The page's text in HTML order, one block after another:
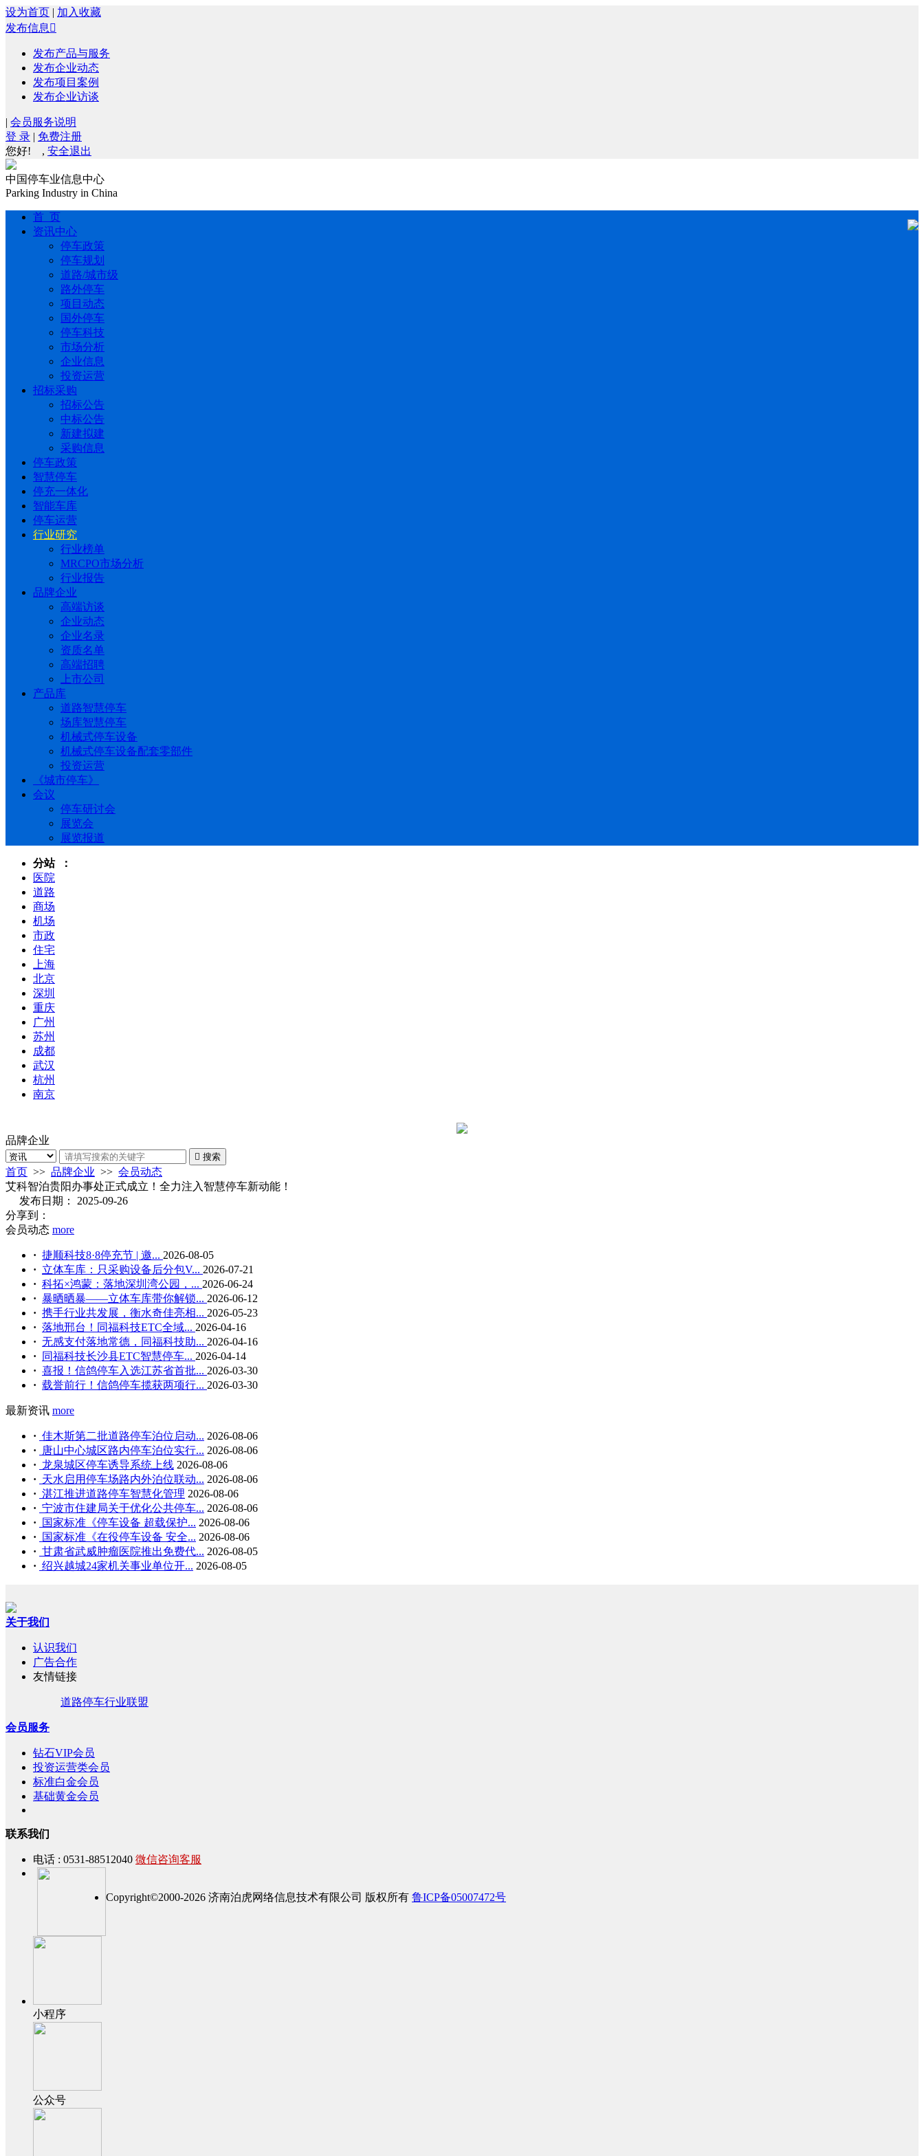
设为首页 | 加入收藏
发布信息 
发布产品与服务
发布企业动态
发布项目案例
发布企业访谈
| 会员服务说明
登 录 | 免费注册
您好!
, 安全退出
中国停车业信息中心
Parking Industry in China
首 页
资讯中心
停车政策
停车规划
道路/城市级
路外停车
项目动态
国外停车
停车科技
市场分析
企业信息
投资运营
招标采购
招标公告
中标公告
新建拟建
采购信息
停车政策
智慧停车
停充一体化
智能车库
停车运营
行业研究
行业榜单
MRCPO市场分析
行业报告
品牌企业
高端访谈
企业动态
企业名录
资质名单
高端招聘
上市公司
产品库
道路智慧停车
场库智慧停车
机械式停车设备
机械式停车设备配套零部件
投资运营
《城市停车》
会议
停车研讨会
展览会
展览报道
分站 ：
医院
道路
商场
机场
市政
住宅
上海
北京
深圳
重庆
广州
苏州
成都
武汉
杭州
南京
品牌企业
 搜索
首页 >> 品牌企业 >> 会员动态
艾科智泊贵阳办事处正式成立！全力注入智慧停车新动能！
发布日期： 2025-09-26
分享到：
会员动态 more
· 捷顺科技8·8停充节 | 邀... 2026-08-05
· 立体车库：只采购设备后分包V... 2026-07-21
· 科拓×鸿蒙：落地深圳湾公园，... 2026-06-24
· 暴晒晒暴——立体车库带你解锁... 2026-06-12
· 携手行业共发展，衡水奇佳亮相... 2026-05-23
· 落地邢台！同福科技ETC全域... 2026-04-16
· 无感支付落地常德，同福科技助... 2026-04-16
·
同福科技长沙县ETC智慧停车... 2026-04-14
· 喜报！信鸽停车入选江苏省首批... 2026-03-30
· 载誉前行！信鸽停车揽获两项行... 2026-03-30
最新资讯 more
· 佳木斯第二批道路停车泊位启动... 2026-08-06
·
唐山中心城区路内停车泊位实行... 2026-08-06
· 龙泉城区停车诱导系统上线 2026-08-06
· 天水启用停车场路内外泊位联动... 2026-08-06
· 湛江推进道路停车智慧化管理 2026-08-06
· 宁波市住建局关于优化公共停车... 2026-08-06
·
国家标准《停车设备 超载保护... 2026-08-06
·
国家标准《在役停车设备 安全... 2026-08-06
· 甘肃省武威肿瘤医院推出免费代... 2026-08-05
· 绍兴越城24家机关事业单位开... 2026-08-05
关于我们
认识我们
广告合作
友情链接
道路停车行业联盟
会员服务
钻石VIP会员
投资运营类会员
标准白金会员
基础黄金会员
联系我们
电话 : 0531-88512040 微信咨询客服
Copyright©2000-2026 济南泊虎网络信息技术有限公司 版权所有 鲁ICP备05007472号
小程序
公众号